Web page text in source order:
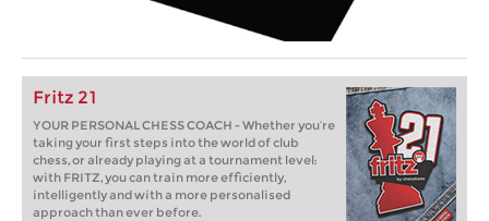
Fritz 21
YOUR PERSONAL CHESS COACH - Whether you’re
taking your first steps into the world of club
chess, or already playing at a tournament level:
with FRITZ, you can train more efficiently,
intelligently and with a more personalised
approach than ever before.